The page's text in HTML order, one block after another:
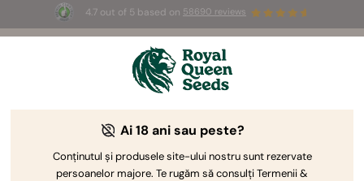
4.7 out of 5 based on 58690 reviews
☀️ Summer Sales: Up to 50% off
selected products! ⏤
Canabis Medicinal 101: Tot Ce Trebuie
Să Știi Despre Marijuana Medicinală
Ai 18 ani sau peste?
Conținutul și produsele site-ului nostru sunt rezervate
persoanelor majore. Te rugăm să consulți Termenii &